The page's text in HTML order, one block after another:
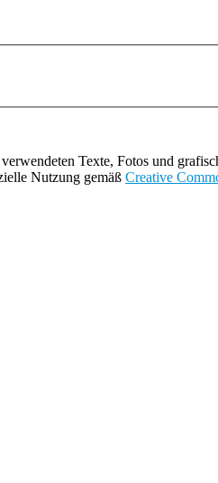
Texte, Fotos und
Nutzung gemäß Creative